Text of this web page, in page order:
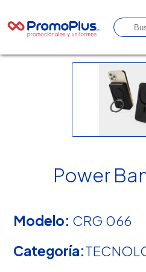
Power
Modelo: CRG 066
Categoría: